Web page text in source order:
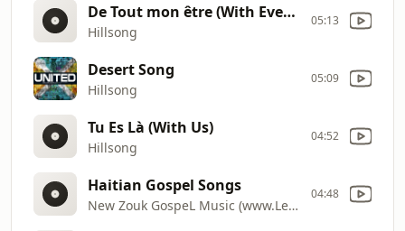
De Tout mon être (With Everything)
Hillsong
05:13
Desert Song
Hillsong
05:09
Tu Es Là (With Us)
Hillsong
04:52
Haitian Gospel Songs
New Zouk GospeL Music (www.LevanjiLmizik_com) Emmanuel Douyon
04:48